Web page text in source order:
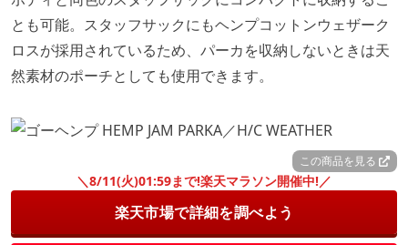
とも可能。スタッフサックにもヘンプコットンウェザーク
ロスが採用されているため、パーカを収納しないときは天
然素材のポーチとしても使用できます。
この商品を見る
＼8/11(火)01:59まで!楽天マラソン開催中!／
楽天市場で詳細を調べよう